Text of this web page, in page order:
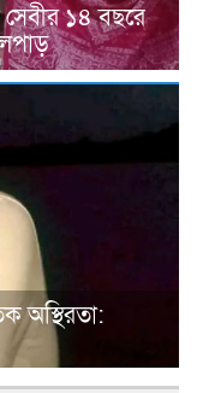
১৪ বছরে
অস্থিরতা: